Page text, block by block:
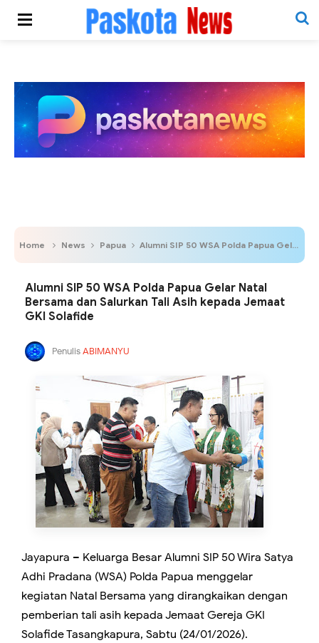
Home News Papua Alumni SIP 50 WSA Polda Papua Gelar Natal Bersama dan Salurkan Tali Asih kepada Jemaat GKI Solafide
Alumni SIP 50 WSA Polda Papua Gelar Natal
Bersama dan Salurkan Tali Asih kepada Jemaat
GKI Solafide
PenulisABIMANYU
Jayapura – Keluarga Besar Alumni SIP 50 Wira Satya
Adhi Pradana (WSA) Polda Papua menggelar
kegiatan Natal Bersama yang dirangkaikan dengan
pemberian tali asih kepada Jemaat Gereja GKI
Solafide Tasangkapura, Sabtu (24/01/2026).